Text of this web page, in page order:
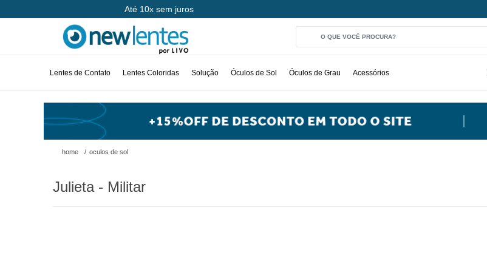
Até 10x sem juros
Lentes de Contato Lentes Coloridas Solução Óculos de Sol Óculos de Grau Acessórios
home / oculos de sol
Julieta - Militar